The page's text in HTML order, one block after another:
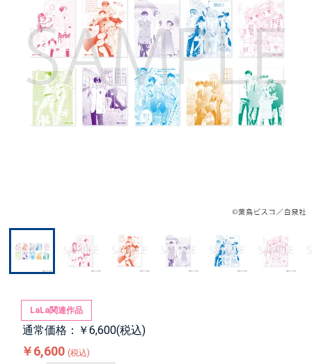
LaLa関連作品
通常価格：￥6,600(税込)
￥6,600 (税込)